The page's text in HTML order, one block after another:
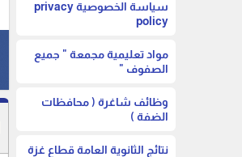
سياسة الخصوصية privacy
policy
مواد تعليمية مجمعة " جميع
الصفوف "
وظائف شاغرة ( محافظات
الضفة )
نتائج الثانوية العامة قطاع غزة